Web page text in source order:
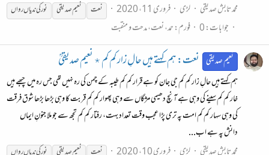
محمد تابش صدیقی
لڑی فروری 11، 2020 نعت نعیم صدیقی نورکیندیاںرواں
جوابات: 0 فورم:حمد، نعت، مدحت و منقبت
نعیم صدیقی نعت: ہم کہتے ہیں حالِ زار کم کم ٭ نعیم صدیقیؒ
ہم کہتے ہیں حالِ زار کم کم جی جان کو ہے قرار کم کم طیبہ کے چمن کی رہ نہیں تھی جس رہ میں چبھے ہیں
خار کم کم سینے کی وہی ہے آنچ دھیمی مژگاں سے وہی پھوار کم کم قربت کا وہی بڑھا بڑھا شوق فرقت
کی وہی سہار کم کم امت پہ تری پڑا عجب وقت تعداد بہت، رفتار کم کم تجھ سے جو ملا جنونِ ایماں
دانش پہ ہے اب...